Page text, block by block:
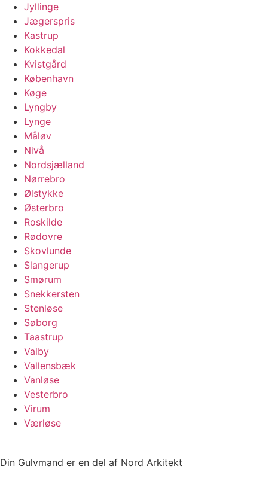
Jyllinge
Jægerspris
Kastrup
Kokkedal
Kvistgård
København
Køge
Lyngby
Lynge
Måløv
Nivå
Nordsjælland
Nørrebro
Ølstykke
Østerbro
Roskilde
Rødovre
Skovlunde
Slangerup
Smørum
Snekkersten
Stenløse
Søborg
Taastrup
Valby
Vallensbæk
Vanløse
Vesterbro
Virum
Værløse
Din Gulvmand er en del af Nord Arkitekt